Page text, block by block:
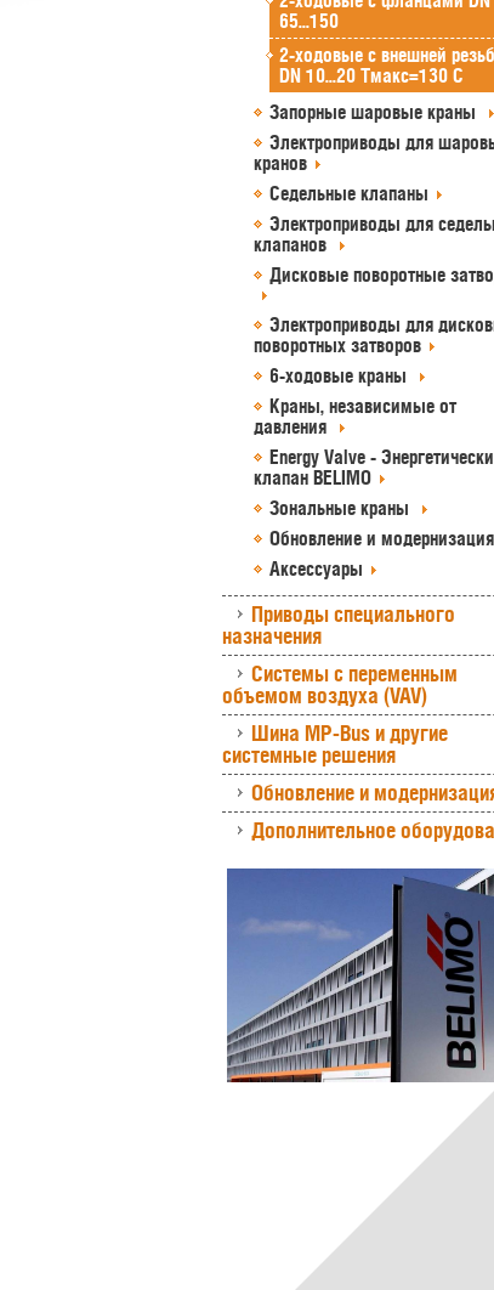
65...150
2-ходовые с внешней
DN 10...20 Tмакс=130 C
Запорные шаровые краны
Электроприводы для
кранов
Седельные клапаны
Электроприводы для
клапанов
Дисковые поворотные
Электроприводы для
поворотных затворов
6-ходовые краны
Краны, независимые от
давления
Energy Valve -
клапан BELIMO
Зональные краны
Обновление и модернизация
Аксессуары
Приводы специального
назначения
Системы с переменным
объемом воздуха (VAV)
Шина MP-Bus и другие
системные решения
Обновление и
Дополнительное